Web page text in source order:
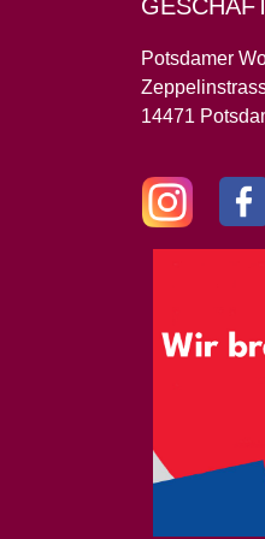
Potsdamer
14471